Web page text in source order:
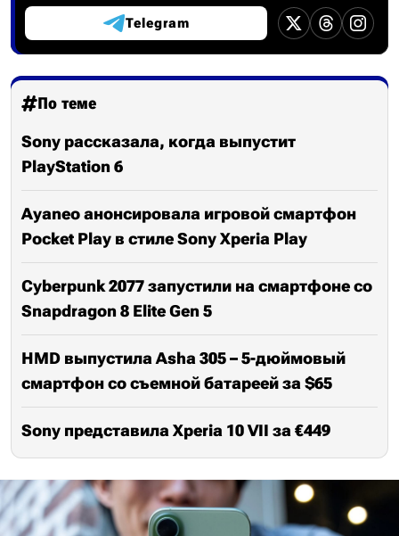
Telegram
По теме
Sony рассказала, когда выпустит
PlayStation 6
Ayaneo анонсировала игровой смартфон
Pocket Play в стиле Sony Xperia Play
Cyberpunk 2077 запустили на смартфоне со
Snapdragon 8 Elite Gen 5
HMD выпустила Asha 305 – 5-дюймовый
смартфон со съемной батареей за $65
Sony представила Xperia 10 VII за €449